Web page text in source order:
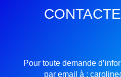
Pour toute demande
par email à : caroline